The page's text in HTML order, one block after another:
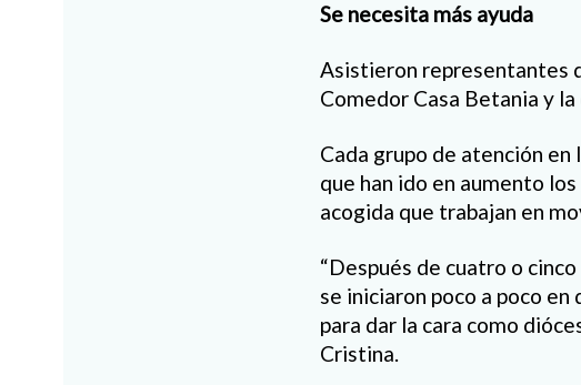
Se necesita más ayuda
Asistieron representantes
Comedor Casa Betania y
Cada grupo de atención
que han ido en aumento
acogida que trabajan en
“Después de cuatro o
se iniciaron poco a poco
para dar la cara como
Cristina.